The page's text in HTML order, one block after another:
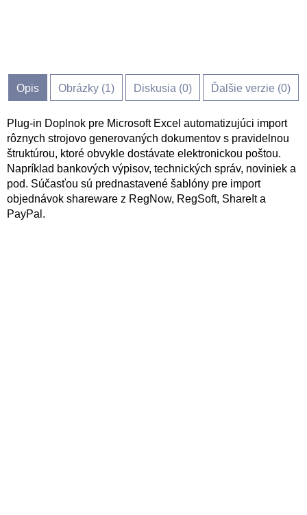
Opis Obrázky (1) Diskusia (0) Ďalšie verzie (0)
Plug-in Doplnok pre Microsoft Excel automatizujúci import
rôznych strojovo generovaných dokumentov s pravidelnou
štruktúrou, ktoré obvykle dostávate elektronickou poštou.
Napríklad bankových výpisov, technických správ, noviniek a
pod. Súčasťou sú prednastavené šablóny pre import
objednávok shareware z RegNow, RegSoft, ShareIt a
PayPal.